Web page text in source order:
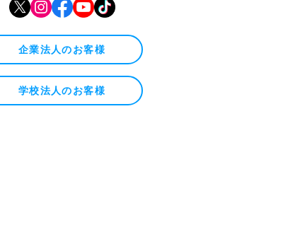
企業法人のお客様
学校法人のお客様